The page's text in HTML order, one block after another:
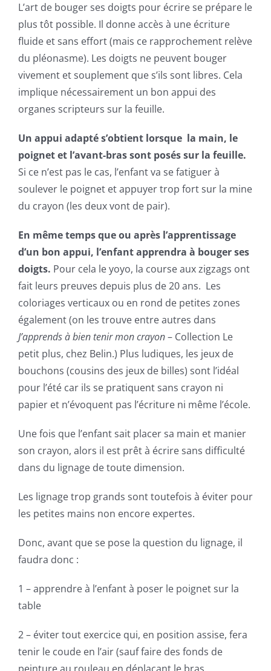
L’art de bouger ses doigts pour écrire se prépare le
plus tôt possible. Il donne accès à une écriture
fluide et sans effort (mais ce rapprochement relève
du pléonasme). Les doigts ne peuvent bouger
vivement et souplement que s’ils sont libres. Cela
implique nécessairement un bon appui des
organes scripteurs sur la feuille.
Un appui adapté s’obtient lorsque la main, le
poignet et l’avant-bras sont posés sur la feuille.
Si ce n’est pas le cas, l’enfant va se fatiguer à
soulever le poignet et appuyer trop fort sur la mine
du crayon (les deux vont de pair).
En même temps que ou après l’apprentissage
d’un bon appui, l’enfant apprendra à bouger ses
doigts. Pour cela le yoyo, la course aux zigzags ont
fait leurs preuves depuis plus de 20 ans. Les
coloriages verticaux ou en rond de petites zones
également (on les trouve entre autres dans
J’apprends à bien tenir mon crayon– Collection Le
petit plus, chez Belin.) Plus ludiques, les jeux de
bouchons (cousins des jeux de billes) sont l’idéal
pour l’été car ils se pratiquent sans crayon ni
papier et n’évoquent pas l’écriture ni même l’école.
Une fois que l’enfant sait placer sa main et manier
son crayon, alors il est prêt à écrire sans difficulté
dans du lignage de toute dimension.
Les lignage trop grands sont toutefois à éviter pour
les petites mains non encore expertes.
Donc, avant que se pose la question du lignage, il
faudra donc :
1 – apprendre à l’enfant à poser le poignet sur la
table
2 – éviter tout exercice qui, en position assise, fera
tenir le coude en l’air (sauf faire des fonds de